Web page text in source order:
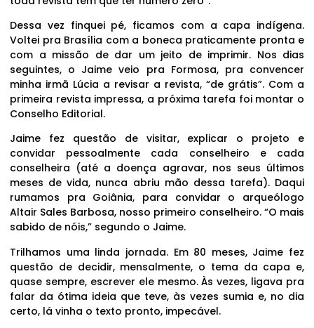
Dessa vez finquei pé, ficamos com a capa indígena.
Voltei pra Brasília com a boneca praticamente pronta e
com a missão de dar um jeito de imprimir. Nos dias
seguintes, o Jaime veio pra Formosa, pra convencer
minha irmã Lúcia a revisar a revista, “de grátis”. Com a
primeira revista impressa, a próxima tarefa foi montar o
Conselho Editorial.
Jaime fez questão de visitar, explicar o projeto e
convidar pessoalmente cada conselheiro e cada
conselheira (até a doença agravar, nos seus últimos
meses de vida, nunca abriu mão dessa tarefa). Daqui
rumamos pra Goiânia, para convidar o arqueólogo
Altair Sales Barbosa, nosso primeiro conselheiro. “O mais
sabido de nóis,” segundo o Jaime.
Trilhamos uma linda jornada. Em 80 meses, Jaime fez
questão de decidir, mensalmente, o tema da capa e,
quase sempre, escrever ele mesmo. Às vezes, ligava pra
falar da ótima ideia que teve, às vezes sumia e, no dia
certo, lá vinha o texto pronto, impecável.